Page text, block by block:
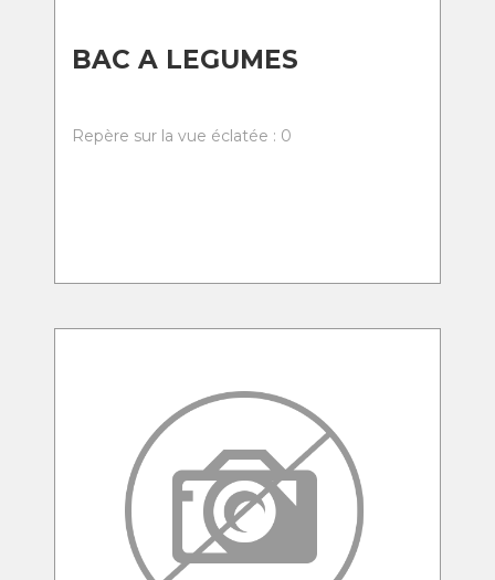
BAC A LEGUMES
Repère sur la vue éclatée : 0